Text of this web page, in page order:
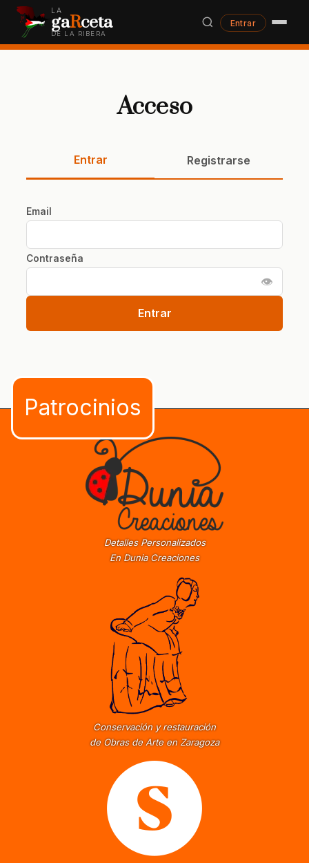
LA
gaRceta
DE LA RIBERA
Entrar
Acceso
Entrar Registrarse
Email
Contraseña
👁
Entrar
Detalles Personalizados
En Dunia Creaciones
Conservación y restauración
de Obras de Arte en Zaragoza